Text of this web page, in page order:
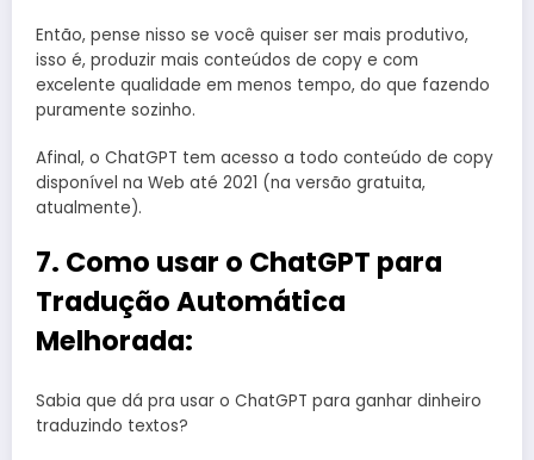
Então, pense nisso se você quiser ser mais produtivo,
isso é, produzir mais conteúdos de copy e com
excelente qualidade em menos tempo, do que fazendo
puramente sozinho.
Afinal, o ChatGPT tem acesso a todo conteúdo de copy
disponível na Web até 2021 (na versão gratuita,
atualmente).
7. Como usar o ChatGPT para
Tradução Automática
Melhorada:
Sabia que dá pra usar o ChatGPT para ganhar dinheiro
traduzindo textos?